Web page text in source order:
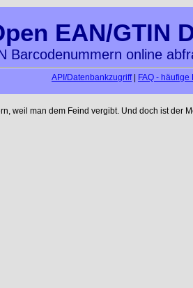
EAN/GTIN
Barcodenummern online
API/Datenbankzugriff| FAQ - häufige
weil man dem Feind vergibt. Und doch ist der